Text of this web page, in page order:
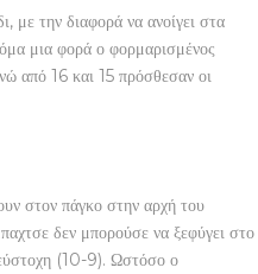
με την διαφορά να ανοίγει στα
μια φορά ο φορμαρισμένος
από 16 και 15 πρόσθεσαν οι
στον πάγκο στην αρχή του
δεν μπορούσε να ξεφύγει στο
εύστοχη (10-9). Ωστόσο ο